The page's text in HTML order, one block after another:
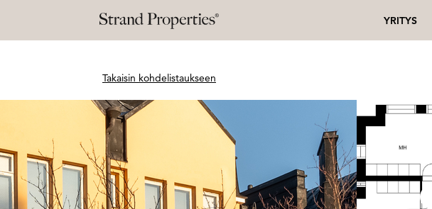
YRITYS
Takaisin kohdelistaukseen